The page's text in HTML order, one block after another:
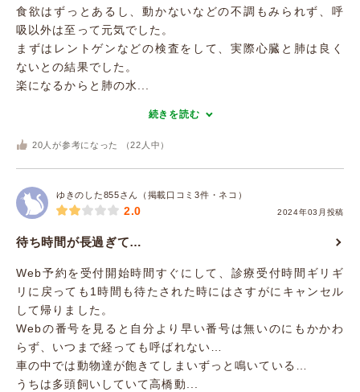
食欲はずっとあるし、動かないなどの不調もみられず、呼
吸以外は至って元気でした。
まずはレントゲンなどの検査をして、実際心臓と肺は良く
ないとの結果でした。
楽になるからと肺の水...
続きを読む
20 人が参考になった （22 人中）
ゆきのした855さん（掲載口コミ3件・ネコ）
2024年03月投稿
2.0
待ち時間が長過ぎて…
Web予約を受付開始時間すぐにして、診療受付時間ギリギ
リに戻っても1時間も待たされた時にはさすがにキャンセル
して帰りました。
Webの番号を見ると自分より早い番号は無いのにもかかわ
らず、いつまで経っても呼ばれない…
車の中では動物達が飽きてしまいずっと鳴いている…
うちは多頭飼いしていて高橋動...